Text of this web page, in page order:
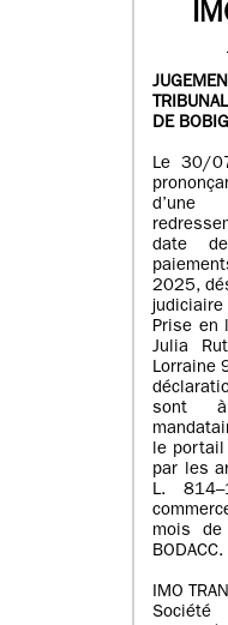
DE
Le 30/
d’une
date
2025,
Prise en
Julia
Lorraine
sont
le portail
par les
L.
mois de
BODACC.
IMO